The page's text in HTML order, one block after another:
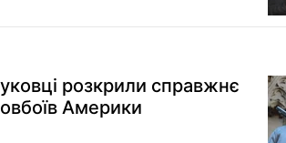
розкрили справжнє
Америки